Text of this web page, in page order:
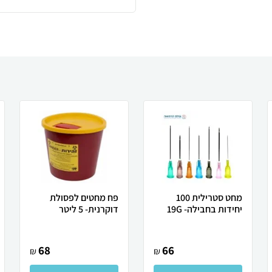
מחט סטרילית 100
יחידות בחבילה- 19G
66
₪
פח מחטים לפסולת
דוקרנית- 5 ליטר
68
₪